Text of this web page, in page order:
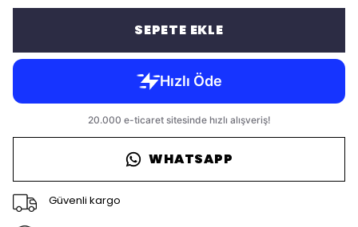
SEPETE EKLE
WHATSAPP
Güvenli kargo